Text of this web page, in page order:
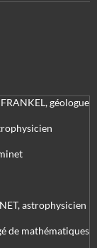
géologue
astrophysicien
de mathématiques